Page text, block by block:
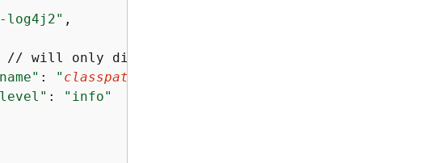
log4j2" ,
// will only display
: " classpath for setting logger
: "info"